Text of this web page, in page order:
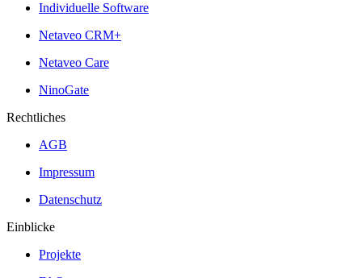
Individuelle Software
Netaveo CRM+
Netaveo Care
NinoGate
Rechtliches
AGB
Impressum
Datenschutz
Einblicke
Projekte